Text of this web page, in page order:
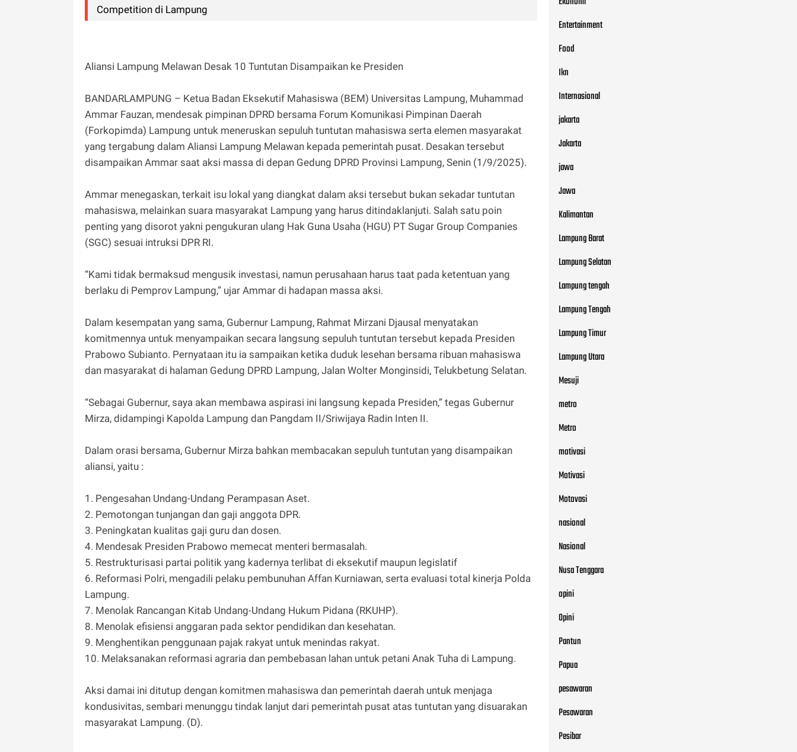
Competition di Lampung
Aliansi Lampung Melawan Desak 10 Tuntutan Disampaikan ke Presiden
‎BANDARLAMPUNG – Ketua Badan Eksekutif Mahasiswa (BEM) Universitas Lampung, Muhammad
Ammar Fauzan, mendesak pimpinan DPRD bersama Forum Komunikasi Pimpinan Daerah
(Forkopimda) Lampung untuk meneruskan sepuluh tuntutan mahasiswa serta elemen masyarakat
yang tergabung dalam Aliansi Lampung Melawan kepada pemerintah pusat. Desakan tersebut
disampaikan Ammar saat aksi massa di depan Gedung DPRD Provinsi Lampung, Senin (1/9/2025).
‎Ammar menegaskan, terkait isu lokal yang diangkat dalam aksi tersebut bukan sekadar tuntutan
mahasiswa, melainkan suara masyarakat Lampung yang harus ditindaklanjuti. Salah satu poin
penting yang disorot yakni pengukuran ulang Hak Guna Usaha (HGU) PT Sugar Group Companies
(SGC) sesuai intruksi DPR RI.
‎“Kami tidak bermaksud mengusik investasi, namun perusahaan harus taat pada ketentuan yang
berlaku di Pemprov Lampung,” ujar Ammar di hadapan massa aksi.
‎Dalam kesempatan yang sama, Gubernur Lampung, Rahmat Mirzani Djausal menyatakan
komitmennya untuk menyampaikan secara langsung sepuluh tuntutan tersebut kepada Presiden
Prabowo Subianto. Pernyataan itu ia sampaikan ketika duduk lesehan bersama ribuan mahasiswa
dan masyarakat di halaman Gedung DPRD Lampung, Jalan Wolter Monginsidi, Telukbetung Selatan.
‎“Sebagai Gubernur, saya akan membawa aspirasi ini langsung kepada Presiden,” tegas Gubernur
Mirza, didampingi Kapolda Lampung dan Pangdam II/Sriwijaya Radin Inten II.
‎Dalam orasi bersama, Gubernur Mirza bahkan membacakan sepuluh tuntutan yang disampaikan
aliansi, yaitu :
‎1. Pengesahan Undang-Undang Perampasan Aset.
‎2. Pemotongan tunjangan dan gaji anggota DPR.
‎3. Peningkatan kualitas gaji guru dan dosen.
‎4. Mendesak Presiden Prabowo memecat menteri bermasalah.
‎5. Restrukturisasi partai politik yang kadernya terlibat di eksekutif maupun legislatif
‎6. Reformasi Polri, mengadili pelaku pembunuhan Affan Kurniawan, serta evaluasi total kinerja Polda
Lampung.
‎7. Menolak Rancangan Kitab Undang-Undang Hukum Pidana (RKUHP).
‎8. Menolak efisiensi anggaran pada sektor pendidikan dan kesehatan.
‎9. Menghentikan penggunaan pajak rakyat untuk menindas rakyat.
‎10. Melaksanakan reformasi agraria dan pembebasan lahan untuk petani Anak Tuha di Lampung.
‎Aksi damai ini ditutup dengan komitmen mahasiswa dan pemerintah daerah untuk menjaga
kondusivitas, sembari menunggu tindak lanjut dari pemerintah pusat atas tuntutan yang disuarakan
masyarakat Lampung. (D).
Entertainment
Food
Ikn
Internasional
jakarta
Jakarta
jawa
Jawa
Kalimantan
Lampung Barat
Lampung Selatan
Lampung tengah
Lampung Tengah
Lampung Timur
Lampung Utara
Mesuji
metro
Metro
motivasi
Motivasi
Motovasi
nasional
Nasional
Nusa Tenggara
opini
Opini
Pantun
Papua
pesawaran
Pesawaran
Pesibar